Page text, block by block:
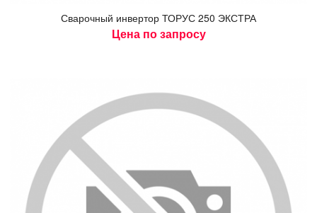
Сва­роч­ный ин­вертор ТО­РУС 250 ЭКС­ТРА
Цена по запросу